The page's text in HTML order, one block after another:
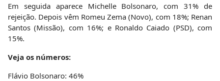
Em seguida aparece Michelle Bolsonaro, com 31% de
rejeição. Depois vêm Romeu Zema (Novo), com 18%; Renan
Santos (Missão), com 16%; e Ronaldo Caiado (PSD), com
15%.
Veja os números:
Flávio Bolsonaro: 46%